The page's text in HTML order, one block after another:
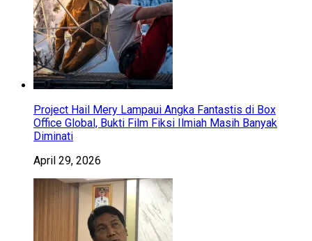
Project Hail Mery Lampaui Angka Fantastis di Box
Office Global, Bukti Film Fiksi Ilmiah Masih Banyak
Diminati
April 29, 2026